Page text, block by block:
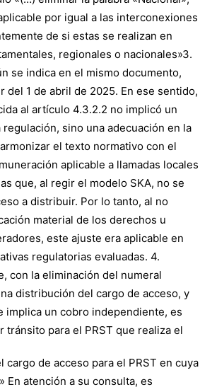
por igual a las interconexiones
de si estas se realizan en
regionales o nacionales»3.
se indica en el mismo documento,
del 1 de abril de 2025. En ese sentido,
al artículo 4.3.2.2 no implicó un
sino una adecuación en la
el texto normativo con el
aplicable a llamadas locales
que, al regir el modelo SKA, no se
a distribuir. Por lo tanto, al no
material de los derechos u
este ajuste era aplicable en
regulatorias evaluadas. 4.
con la eliminación del numeral
distribución del cargo de acceso, y
implica un cobro independiente, es
tránsito para el PRST que realiza el
cargo de acceso para el PRST en cuya
En atención a su consulta, es